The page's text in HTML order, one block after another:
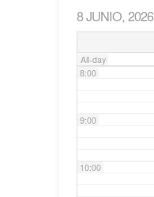
8 JUNIO, 2026
All-day
7:00
8:00
9:00
10:00